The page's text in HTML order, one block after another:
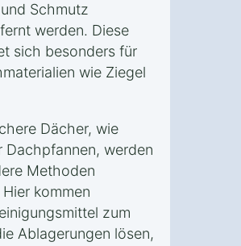
Schmutz
werden. Diese
sich besonders für
wie Ziegel
Dächer, wie
Dachpfannen, werden
Methoden
kommen
zum
Ablagerungen lösen,